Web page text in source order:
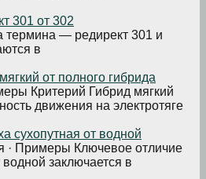
301 от 302
термина — редирект 301 и
в
от полного гибрида
Критерий Гибрид мягкий
движения на электротяге
сухопутная от водной
· Примеры Ключевое отличие
заключается в